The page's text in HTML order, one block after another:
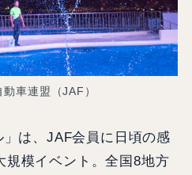
車連盟（JAF）
は、JAF会員に日頃の感
規模イベント。全国8地方